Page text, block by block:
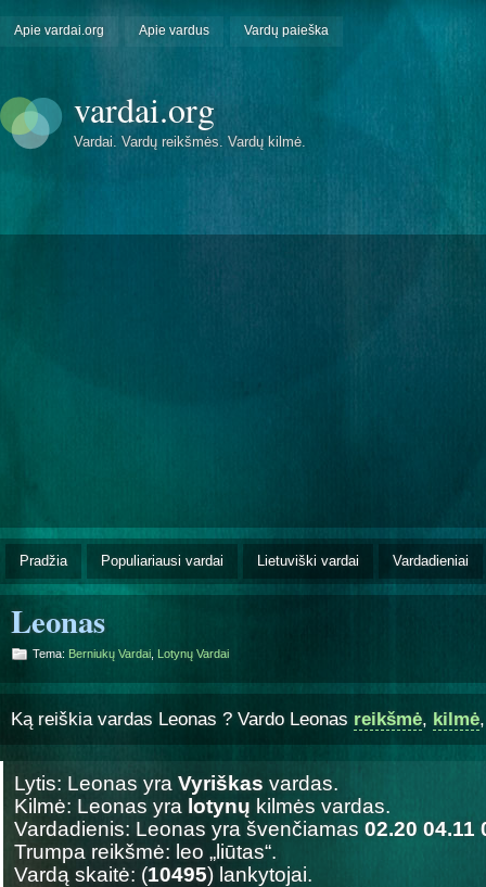
Apie vardai.org Apie vardus Vardų paieška
vardai.org
Vardai. Vardų reikšmės. Vardų kilmė.
Pradžia Populiariausi vardai Lietuviški vardai Vardadieniai
Leonas
Tema: Berniukų Vardai Lotynų Vardai
Ką reiškia vardas Leonas ? Vardo Leonas reikšmė, kilmė
Lytis: Leonas yra Vyriškas vardas.
Kilmė: Leonas yra lotynų kilmės vardas.
Vardadienis: Leonas yra švenčiamas 02.20 04.11
Trumpa reikšmė: leo „liūtas“.
Vardą skaitė: (10495) lankytojai.